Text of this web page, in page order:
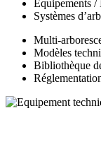
Équipements /
Systèmes
Multi-
Modèles
Bibliothèque